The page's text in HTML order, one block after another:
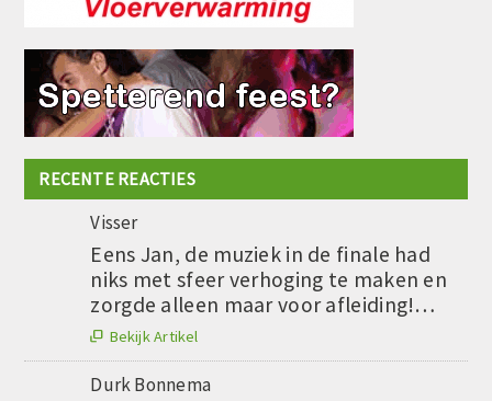
RECENTE REACTIES
Visser
Eens Jan, de muziek in de finale had
niks met sfeer verhoging te maken en
zorgde alleen maar voor afleiding!…
 Bekijk Artikel
Durk Bonnema